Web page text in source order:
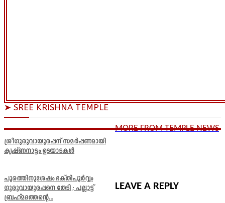
➤ SREE KRISHNA TEMPLE
ശ്രീഗുരുവായൂരപ്പന് സമർപ്പണമായി
കൃഷ്ണനാട്ടം ഉടയാടകൾ
പൂരത്തിനുശേഷം ഭക്തിപൂർവ്വം
ഗുരുവായൂരപ്പനെ തേടി ; പല്ലാട്ട്
ബ്രഹ്മദത്തന്റെ...
MORE FROM TEMPLE NEWS
LEAVE A REPLY